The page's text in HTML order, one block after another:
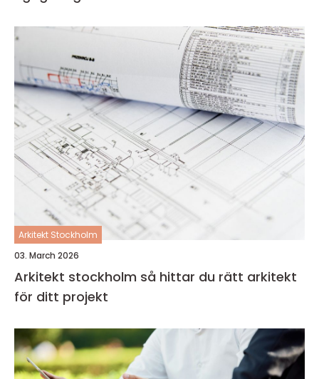
Arkitekt Stockholm
03. March 2026
Arkitekt stockholm så hittar du rätt arkitekt
för ditt projekt